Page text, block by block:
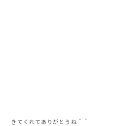
きてくれてありがとうね＾＾